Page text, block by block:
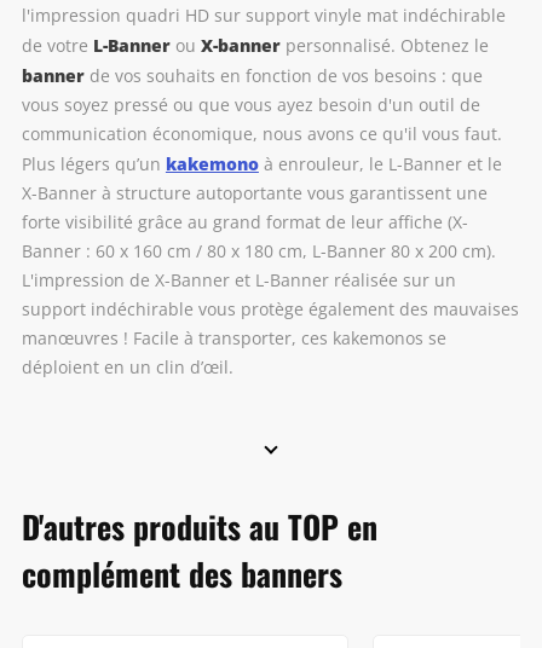
l'impression quadri HD sur support vinyle mat indéchirable
de votre L-Bannerou X-bannerpersonnalisé. Obtenez le
bannerde vos souhaits en fonction de vos besoins : que
vous soyez pressé ou que vous ayez besoin d'un outil de
communication économique, nous avons ce qu'il vous faut.
Plus légers qu’un kakemonoà enrouleur, le L-Banner et le
X-Banner à structure autoportante vous garantissent une
forte visibilité grâce au grand format de leur affiche (X-
Banner : 60 x 160 cm / 80 x 180 cm, L-Banner 80 x 200 cm).
L'impression de X-Banner et L-Banner réalisée sur un
support indéchirable vous protège également des mauvaises
manœuvres ! Facile à transporter, ces kakemonos se
déploient en un clin d’œil.
D'autres produits au TOP en
complément des banners